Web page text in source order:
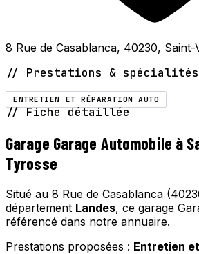
8 Rue de Casablanca, 40230,
// Prestations & spécialités
ENTRETIEN ET RÉPARATION AUTO
// Fiche détaillée
Garage Garage Automobile à
Tyrosse
Situé au 8 Rue de Casablanca
département Landes, ce garage
référencé dans notre annuaire.
Prestations proposées : Entretien